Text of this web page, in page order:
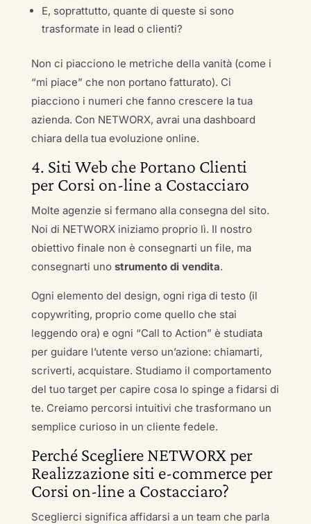
E, soprattutto, quante di queste si sono
trasformate in lead o clienti?
Non ci piacciono le metriche della vanità (come i
“mi piace” che non portano fatturato). Ci
piacciono i numeri che fanno crescere la tua
azienda. Con NETWORX, avrai una dashboard
chiara della tua evoluzione online.
4. Siti Web che Portano Clienti
per Corsi on-line a Costacciaro
Molte agenzie si fermano alla consegna del sito.
Noi di NETWORX iniziamo proprio lì. Il nostro
obiettivo finale non è consegnarti un file, ma
consegnarti uno strumento di vendita.
Ogni elemento del design, ogni riga di testo (il
copywriting, proprio come quello che stai
leggendo ora) e ogni “Call to Action” è studiata
per guidare l’utente verso un’azione: chiamarti,
scriverti, acquistare. Studiamo il comportamento
del tuo target per capire cosa lo spinge a fidarsi di
te. Creiamo percorsi intuitivi che trasformano un
semplice curioso in un cliente fedele.
Perché Scegliere NETWORX per
Realizzazione siti e-commerce per
Corsi on-line a Costacciaro?
Sceglierci significa affidarsi a un team che parla